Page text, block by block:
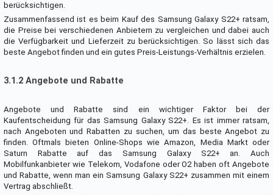
berücksichtigen.
Zusammenfassend ist es beim Kauf des Samsung Galaxy S22+ ratsam,
die Preise bei verschiedenen Anbietern zu vergleichen und dabei auch
die Verfügbarkeit und Lieferzeit zu berücksichtigen. So lässt sich das
beste Angebot finden und ein gutes Preis-Leistungs-Verhältnis erzielen.
3.1.2 Angebote und Rabatte
Angebote und Rabatte sind ein wichtiger Faktor bei der
Kaufentscheidung für das Samsung Galaxy S22+. Es ist immer ratsam,
nach Angeboten und Rabatten zu suchen, um das beste Angebot zu
finden. Oftmals bieten Online-Shops wie Amazon, Media Markt oder
Saturn Rabatte auf das Samsung Galaxy S22+ an. Auch
Mobilfunkanbieter wie Telekom, Vodafone oder O2 haben oft Angebote
und Rabatte, wenn man ein Samsung Galaxy S22+ zusammen mit einem
Vertrag abschließt.